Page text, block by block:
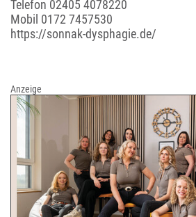
Telefon 02405 4078220
Mobil 0172 7457530
https://sonnak-dysphagie.de/
Anzeige